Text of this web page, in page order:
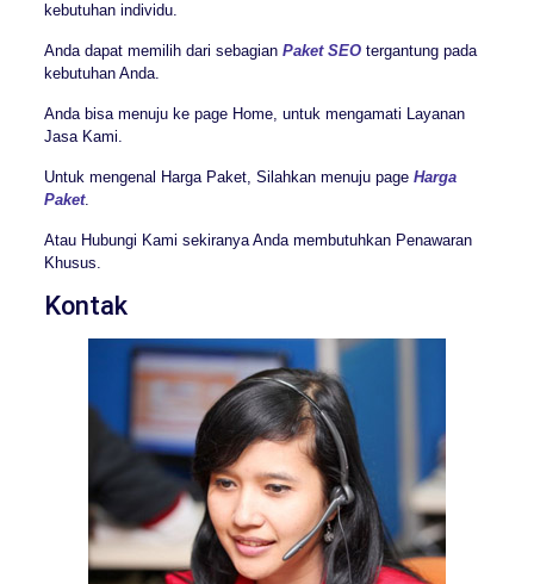
kebutuhan individu.
Anda dapat memilih dari sebagian Paket SEOtergantung pada
kebutuhan Anda.
Anda bisa menuju ke page Home, untuk mengamati Layanan
Jasa Kami.
Untuk mengenal Harga Paket, Silahkan menuju page Harga
Paket.
Atau Hubungi Kami sekiranya Anda membutuhkan Penawaran
Khusus.
Kontak